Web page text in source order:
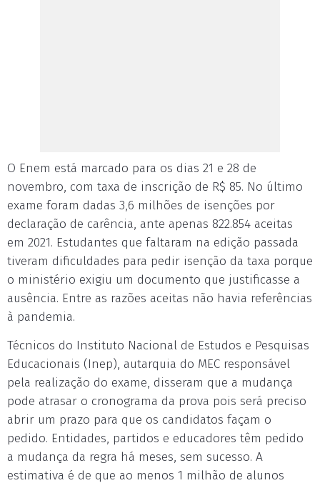
O Enem está marcado para os dias 21 e 28 de
novembro, com taxa de inscrição de R$ 85. No último
exame foram dadas 3,6 milhões de isenções por
declaração de carência, ante apenas 822.854 aceitas
em 2021. Estudantes que faltaram na edição passada
tiveram dificuldades para pedir isenção da taxa porque
o ministério exigiu um documento que justificasse a
ausência. Entre as razões aceitas não havia referências
à pandemia.
Técnicos do Instituto Nacional de Estudos e Pesquisas
Educacionais (Inep), autarquia do MEC responsável
pela realização do exame, disseram que a mudança
pode atrasar o cronograma da prova pois será preciso
abrir um prazo para que os candidatos façam o
pedido. Entidades, partidos e educadores têm pedido
a mudança da regra há meses, sem sucesso. A
estimativa é de que ao menos 1 milhão de alunos